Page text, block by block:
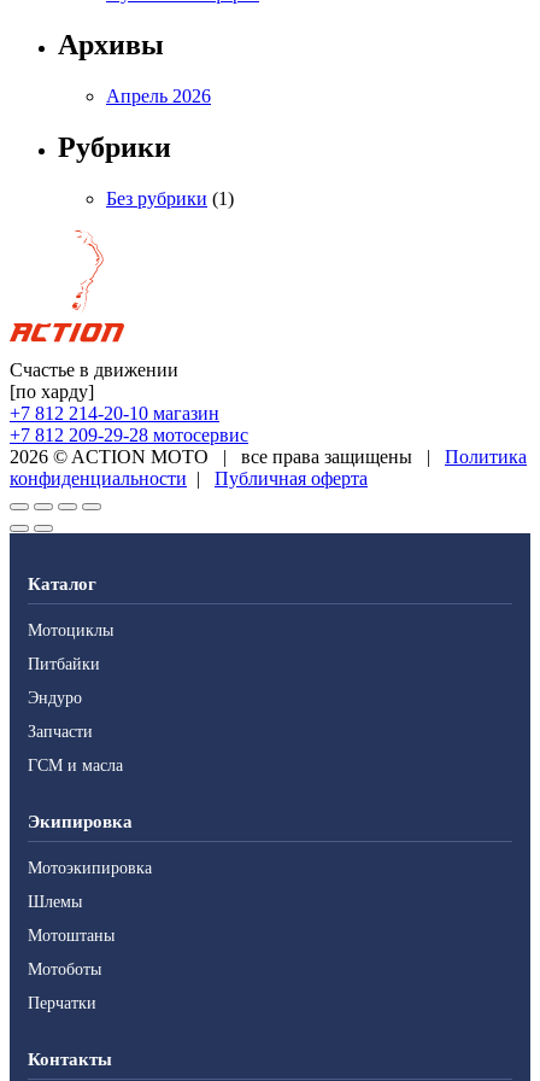
Архивы
Апрель 2026
Рубрики
Без рубрики (1)
Счастье в движении
[по харду]
+7 812 214-20-10 магазин
+7 812 209-29-28 мотосервис
2026 © ACTION MOTO | все права защищены |
Политика
конфиденциальности | Публичная оферта
Каталог
Мотоциклы
Питбайки
Эндуро
Запчасти
ГСМ и масла
Экипировка
Мотоэкипировка
Шлемы
Мотоштаны
Мотоботы
Перчатки
Контакты